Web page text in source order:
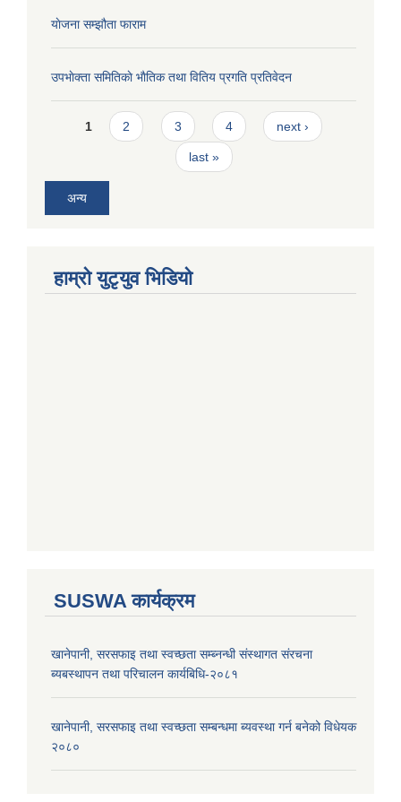
याेजना सम्झौता फाराम
उपभाेक्ता समितिकाे भाैतिक तथा वितिय प्रगति प्रतिवेदन
Pages
1 2 3 4 next ›
last »
अन्य
हाम्राे युटृयुव भिडियाे
SUSWA कार्यक्रम
खानेपानी, सरसफाइ तथा स्वच्छता सम्ब्नन्धी संस्थागत संरचना
ब्यबस्थापन तथा परिचालन कार्यबिधि-२०८१
खानेपानी, सरसफाइ तथा स्वच्छता सम्बन्धमा ब्यवस्था गर्न बनेको विधेयक
२०८०